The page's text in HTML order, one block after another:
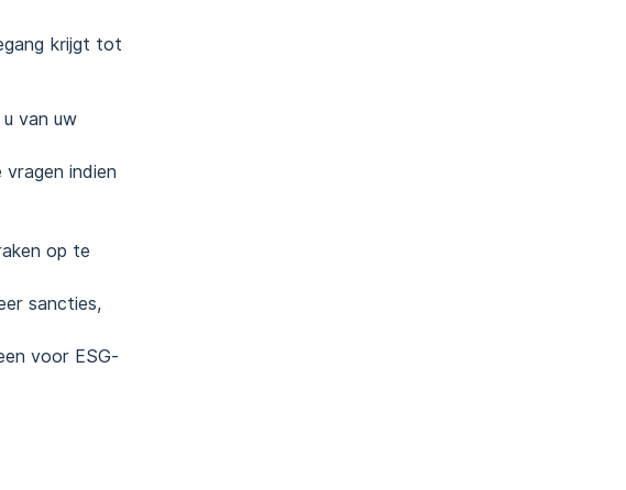
krijgt tot
van uw
indien
op te
sancties,
voor ESG-